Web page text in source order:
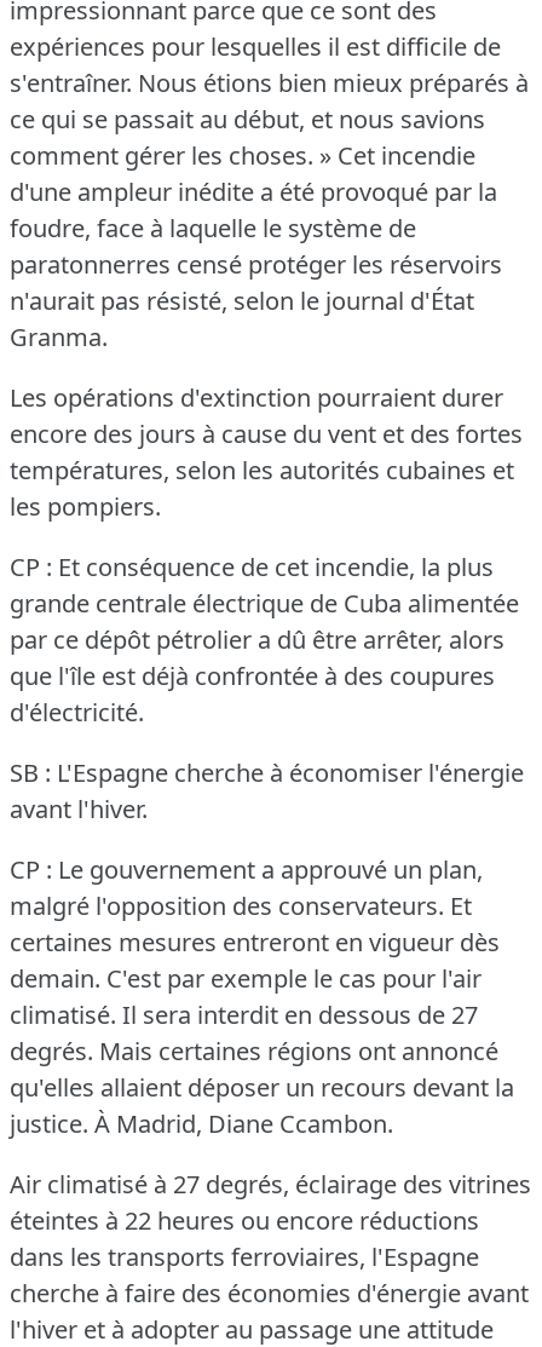
impressionnant parce que ce sont des
expériences pour lesquelles il est difficile de
s'entraîner. Nous étions bien mieux préparés à
ce qui se passait au début, et nous savions
comment gérer les choses. » Cet incendie
d'une ampleur inédite a été provoqué par la
foudre, face à laquelle le système de
paratonnerres censé protéger les réservoirs
n'aurait pas résisté, selon le journal d'État
Granma.
Les opérations d'extinction pourraient durer
encore des jours à cause du vent et des fortes
températures, selon les autorités cubaines et
les pompiers.
CP : Et conséquence de cet incendie, la plus
grande centrale électrique de Cuba alimentée
par ce dépôt pétrolier a dû être arrêter, alors
que l'île est déjà confrontée à des coupures
d'électricité.
SB : L'Espagne cherche à économiser l'énergie
avant l'hiver.
CP : Le gouvernement a approuvé un plan,
malgré l'opposition des conservateurs. Et
certaines mesures entreront en vigueur dès
demain. C'est par exemple le cas pour l'air
climatisé. Il sera interdit en dessous de 27
degrés. Mais certaines régions ont annoncé
qu'elles allaient déposer un recours devant la
justice. À Madrid, Diane Ccambon.
Air climatisé à 27 degrés, éclairage des vitrines
éteintes à 22 heures ou encore réductions
dans les transports ferroviaires, l'Espagne
cherche à faire des économies d'énergie avant
l'hiver et à adopter au passage une attitude